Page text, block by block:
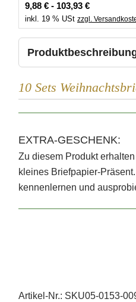
9,88 € - 103,93 €
inkl. 19 % USt zzgl.
10 Sets
EXTRA-GESCHENK:
Zu diesem Produkt
kleines Briefpapier-
kennenlernen und
Artikel-Nr.: SKU05-0153-